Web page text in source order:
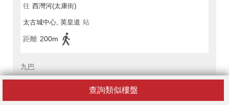
查詢類似樓盤
往 西灣河(太康街)
太古城中心, 英皇道 站
距離 200m
九巴
往 筲箕灣